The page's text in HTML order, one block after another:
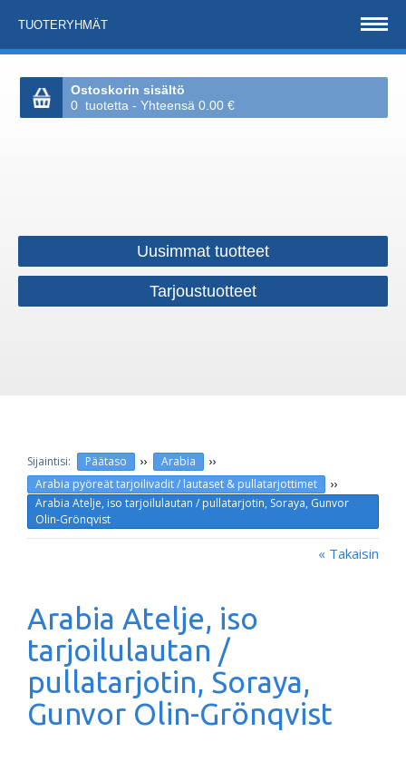
TUOTERYHMÄT
Ostoskorin sisältö
0 tuotetta - Yhteensä 0.00 €
Uusimmat tuotteet
Tarjoustuotteet
Päätaso ›› Arabia ››
Arabia pyöreät tarjoilivadit / lautaset & pullatarjottimet ››
Arabia Atelje, iso tarjoilulautan / pullatarjotin, Soraya, Gunvor
Olin-Grönqvist
« Takaisin
Arabia Atelje, iso
tarjoilulautan /
pullatarjotin, Soraya,
Gunvor Olin-Grönqvist